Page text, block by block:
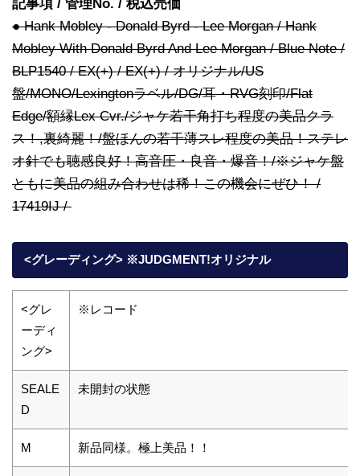
記事項 / 管理No. / 税込売価
● Hank Mobley - Donald Byrd - Lee Morgan / Hank
Mobley With Donald Byrd And Lee Morgan / Blue Note /
BLP1540 / EX(+) / EX(+) / オリジナル/US
盤/MONO/Lexingtonラベル/DG/耳・RVG刻印/Flat
Edge/額縁Lex Cvr./ジャケ若干角打ち程度の美品クラ
ス！,裏綺麗！/盤ほんの若干薄スレ程度の美品！ステレ
オ針でも聴感良好！高音圧・良音・爆音！/※ジャケ盤
ともに美品の組み合わせは稀！この機会にぜひ！ /
17419IJ /
<グレーディング> ※JUDGMENT!オリジナル
<グレ
ーディ
ング>
※レコード
SEALE
D
未開封の状態
M 新品同様。極上美品！！